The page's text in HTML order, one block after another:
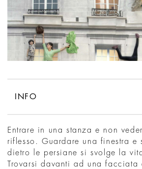
INFO
Entrare in una stanza e non
riflesso. Guardare una finestra e
dietro le persiane si svolge la
Trovarsi davanti ad una facciata